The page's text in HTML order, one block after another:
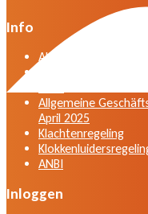
Info
Algemene
Allgemeine
April 2025
Klachtenregeling
ANBI
Inloggen